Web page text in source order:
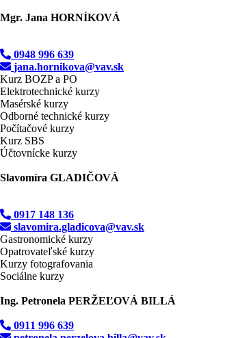
Mgr. Jana HORNÍKOVÁ
0948 996 639
jana.hornikova@vav.sk
Kurz BOZP a PO
Elektrotechnické kurzy
Masérské kurzy
Odborné technické kurzy
Počítačové kurzy
Kurz SBS
Účtovnícke kurzy
Slavomíra GLADIČOVÁ
0917 148 136
slavomira.gladicova@vav.sk
Gastronomické kurzy
Opatrovateľské kurzy
Kurzy fotografovania
Sociálne kurzy
Ing. Petronela PERŽEĽOVÁ BILLÁ
0911 996 639